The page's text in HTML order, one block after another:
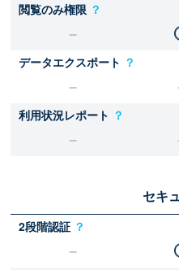
閲覧のみ権限 ？
データエクスポート ？
利用状況レポート ？
セキ
2段階認証 ？